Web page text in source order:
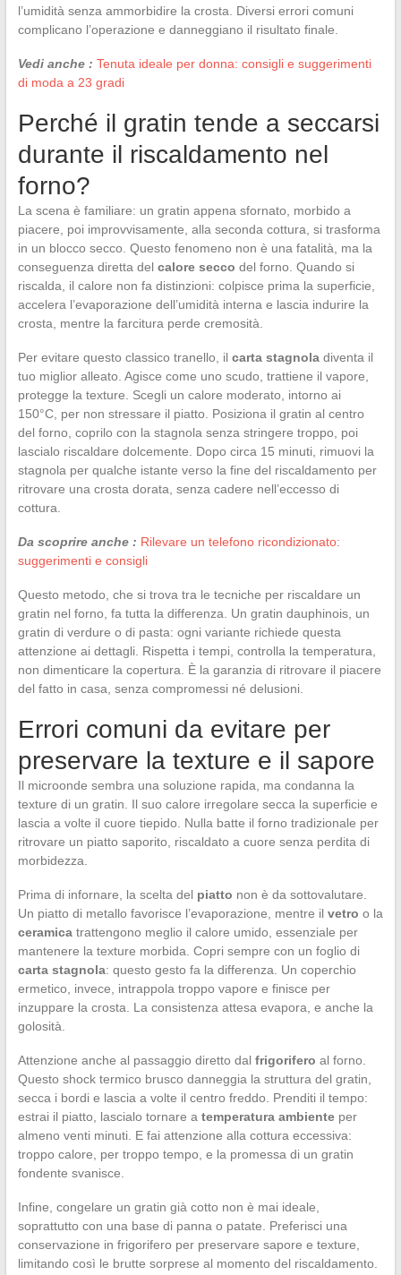
l’umidità senza ammorbidire la crosta. Diversi errori comuni
complicano l’operazione e danneggiano il risultato finale.
Vedi anche : Tenuta ideale per donna: consigli e suggerimenti
di moda a 23 gradi
Perché il gratin tende a seccarsi
durante il riscaldamento nel
forno?
La scena è familiare: un gratin appena sfornato, morbido a
piacere, poi improvvisamente, alla seconda cottura, si trasforma
in un blocco secco. Questo fenomeno non è una fatalità, ma la
conseguenza diretta del calore secco del forno. Quando si
riscalda, il calore non fa distinzioni: colpisce prima la superficie,
accelera l’evaporazione dell’umidità interna e lascia indurire la
crosta, mentre la farcitura perde cremosità.
Per evitare questo classico tranello, il carta stagnoladiventa il
tuo miglior alleato. Agisce come uno scudo, trattiene il vapore,
protegge la texture. Scegli un calore moderato, intorno ai
150°C, per non stressare il piatto. Posiziona il gratin al centro
del forno, coprilo con la stagnola senza stringere troppo, poi
lascialo riscaldare dolcemente. Dopo circa 15 minuti, rimuovi la
stagnola per qualche istante verso la fine del riscaldamento per
ritrovare una crosta dorata, senza cadere nell’eccesso di
cottura.
Da scoprire anche : Rilevare un telefono ricondizionato:
suggerimenti e consigli
Questo metodo, che si trova tra le tecniche per riscaldare un
gratin nel forno, fa tutta la differenza. Un gratin dauphinois, un
gratin di verdure o di pasta: ogni variante richiede questa
attenzione ai dettagli. Rispetta i tempi, controlla la temperatura,
non dimenticare la copertura. È la garanzia di ritrovare il piacere
del fatto in casa, senza compromessi né delusioni.
Errori comuni da evitare per
preservare la texture e il sapore
Il microonde sembra una soluzione rapida, ma condanna la
texture di un gratin. Il suo calore irregolare secca la superficie e
lascia a volte il cuore tiepido. Nulla batte il forno tradizionale per
ritrovare un piatto saporito, riscaldato a cuore senza perdita di
morbidezza.
Prima di infornare, la scelta del piatto non è da sottovalutare.
Un piatto di metallo favorisce l’evaporazione, mentre il vetro o la
ceramicatrattengono meglio il calore umido, essenziale per
mantenere la texture morbida. Copri sempre con un foglio di
carta stagnola: questo gesto fa la differenza. Un coperchio
ermetico, invece, intrappola troppo vapore e finisce per
inzuppare la crosta. La consistenza attesa evapora, e anche la
golosità.
Attenzione anche al passaggio diretto dal frigorifero al forno.
Questo shock termico brusco danneggia la struttura del gratin,
secca i bordi e lascia a volte il centro freddo. Prenditi il tempo:
estrai il piatto, lascialo tornare a temperatura ambienteper
almeno venti minuti. E fai attenzione alla cottura eccessiva:
troppo calore, per troppo tempo, e la promessa di un gratin
fondente svanisce.
Infine, congelare un gratin già cotto non è mai ideale,
soprattutto con una base di panna o patate. Preferisci una
conservazione in frigorifero per preservare sapore e texture,
limitando così le brutte sorprese al momento del riscaldamento.